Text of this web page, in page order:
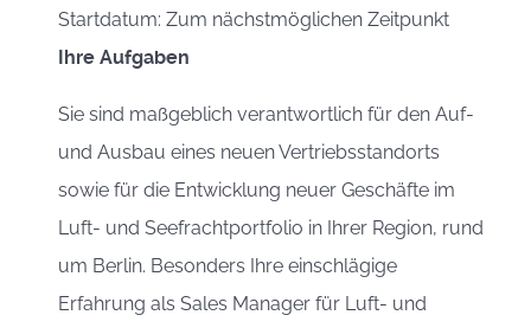
Startdatum: Zum nächstmöglichen Zeitpunkt
Ihre Aufgaben
Sie sind maßgeblich verantwortlich für den Auf-
und Ausbau eines neuen Vertriebsstandorts
sowie für die Entwicklung neuer Geschäfte im
Luft- und Seefrachtportfolio in Ihrer Region, rund
um Berlin. Besonders Ihre einschlägige
Erfahrung als Sales Manager für Luft- und